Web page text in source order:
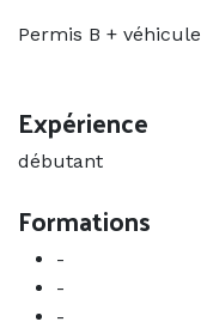
Permis B +
Expérience
débutant
Formations
-
-
-